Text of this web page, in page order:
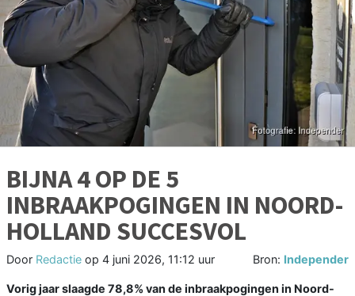
BIJNA 4 OP DE 5
INBRAAKPOGINGEN IN NOORD-
HOLLAND SUCCESVOL
Door Redactie op 4 juni 2026, 11:12 uur Bron: Independer
Vorig jaar slaagde 78,8% van de inbraakpogingen in Noord-